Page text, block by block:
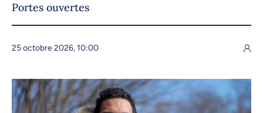
Portes ouvertes
25 octobre 2026, 10:00